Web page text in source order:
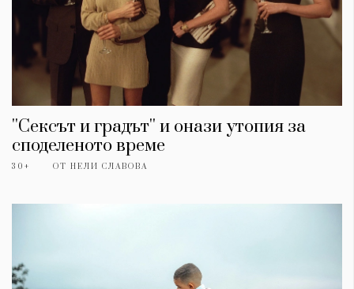
''Сексът и градът'' и онази утопия за
споделеното време
30+ ОТ НЕЛИ СЛАВОВА